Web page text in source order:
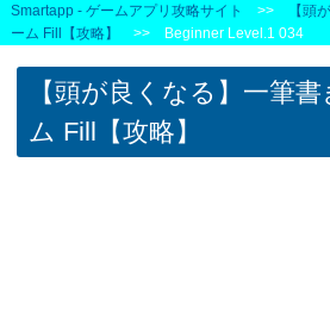
Smartapp - ゲームアプリ攻略サイト >>
【頭
ーム Fill【攻略】
>> Beginner Level.1 034
【頭が良くなる】一筆
ム Fill【攻略】